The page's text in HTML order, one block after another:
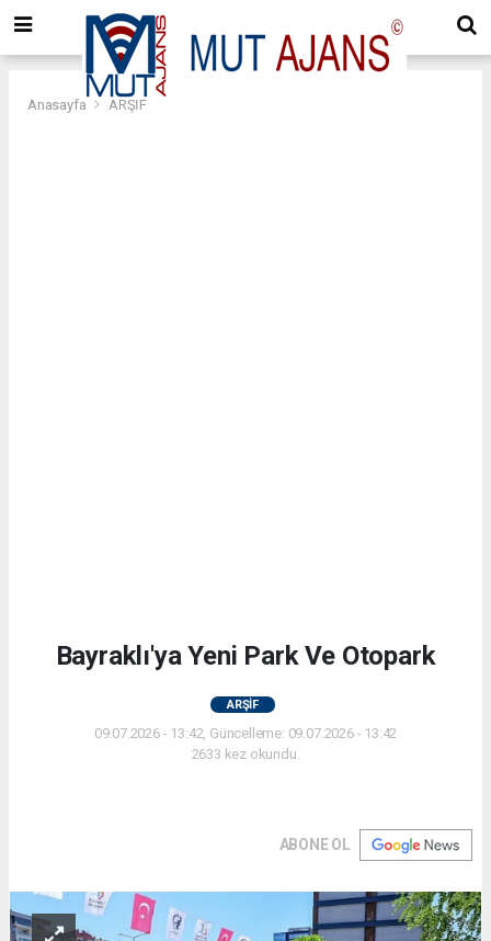
Anasayfa ARŞİF
Bayraklı'ya Yeni Park Ve Otopark
ARŞİF
09.07.2026 - 13:42, Güncelleme: 09.07.2026 - 13:42
2633 kez okundu.
ABONE OL